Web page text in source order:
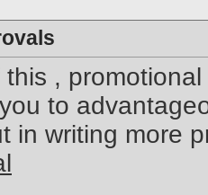
,
to
in writing more